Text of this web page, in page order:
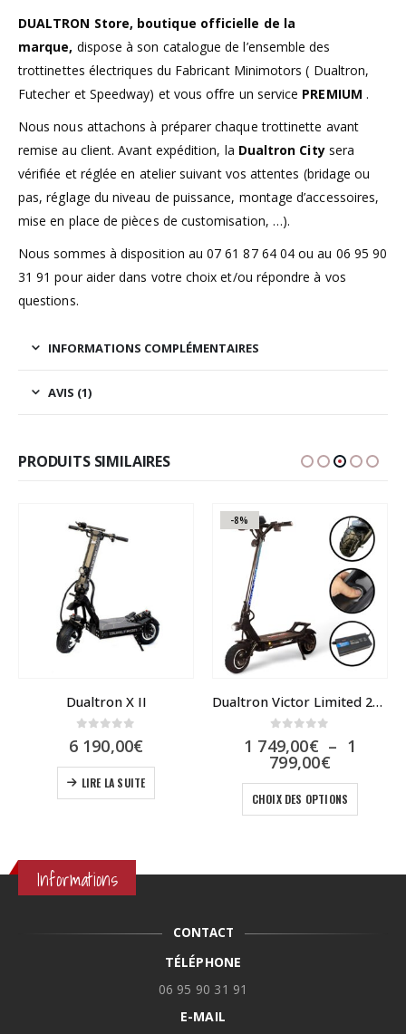
DUALTRON Store, boutique officielle de la
marque, dispose à son catalogue de l’ensemble des
trottinettes électriques du Fabricant Minimotors ( Dualtron,
Futecher et Speedway) et vous offre un service PREMIUM .
Nous nous attachons à préparer chaque trottinette avant
remise au client. Avant expédition, la Dualtron City sera
vérifiée et réglée en atelier suivant vos attentes (bridage ou
pas, réglage du niveau de puissance, montage d’accessoires,
mise en place de pièces de customisation, …).
Nous sommes à disposition au 07 61 87 64 04 ou au 06 95 90
31 91 pour aider dans votre choix et/ou répondre à vos
questions.
INFORMATIONS COMPLÉMENTAIRES
AVIS (1)
PRODUITS SIMILAIRES
Dualtron X II
6 190,00€
LIRE LA SUITE
-8%
Dualtron Victor Limited 2026
1 749,00€ – 1
799,00€Plage
de
prix :
1
799,00€
CHOIX DES OPTIONS
Ce produit a plusieurs variations. Les options peuvent être choisies sur la page du produit
Informations
CONTACT
TÉLÉPHONE
06 95 90 31 91
E-MAIL